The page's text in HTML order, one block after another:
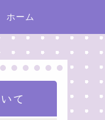
ホーム
て